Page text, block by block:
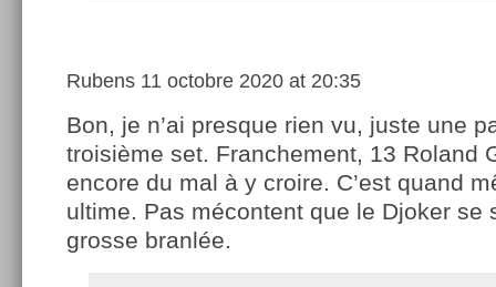
Rubens 11 octobre 2020 at 20:35
Bon, je n’ai presque rien vu, juste une
troisième set. Franchement, 13 Roland
encore du mal à y croire. C’est quand
ultime. Pas mécontent que le Djoker se
grosse branlée.